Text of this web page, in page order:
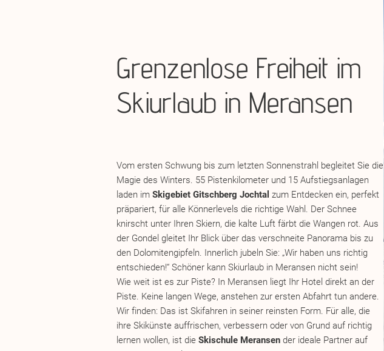
Grenzenlose Freiheit im
Skiurlaub in Meransen
Vom ersten Schwung bis zum letzten Sonnenstrahl begleitet Sie die
Magie des Winters. 55 Pistenkilometer und 15 Aufstiegsanlagen
laden im Skigebiet Gitschberg Jochtal zum Entdecken ein, perfekt
präpariert, für alle Könnerlevels die richtige Wahl. Der Schnee
knirscht unter Ihren Skiern, die kalte Luft färbt die Wangen rot. Aus
der Gondel gleitet Ihr Blick über das verschneite Panorama bis zu
den Dolomitengipfeln. Innerlich jubeln Sie: „Wir haben uns richtig
entschieden!“ Schöner kann Skiurlaub in Meransen nicht sein!
Wie weit ist es zur Piste? In Meransen liegt Ihr Hotel direkt an der
Piste. Keine langen Wege, anstehen zur ersten Abfahrt tun andere.
Wir finden: Das ist Skifahren in seiner reinsten Form. Für alle, die
ihre Skikünste auffrischen, verbessern oder von Grund auf richtig
lernen wollen, ist die Skischule Meransen der ideale Partner auf